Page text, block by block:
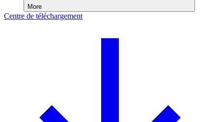
More
Centre de téléchargement